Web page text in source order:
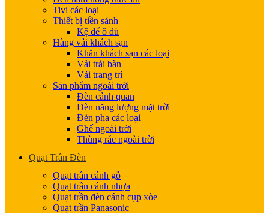
Tivi các loại
Thiết bị tiền sảnh
Kệ để ô dù
Hàng vải khách sạn
Khăn khách sạn các loại
Vải trải bàn
Vải trang trí
Sản phẩm ngoài trời
Đèn cảnh quan
Đèn năng lượng mặt trời
Đèn pha các loại
Ghế ngoài trời
Thùng rác ngoài trời
Quạt Trần Đèn
Quạt trần cánh gỗ
Quạt trần cánh nhựa
Quạt trần đèn cánh cụp xòe
Quạt trần Panasonic